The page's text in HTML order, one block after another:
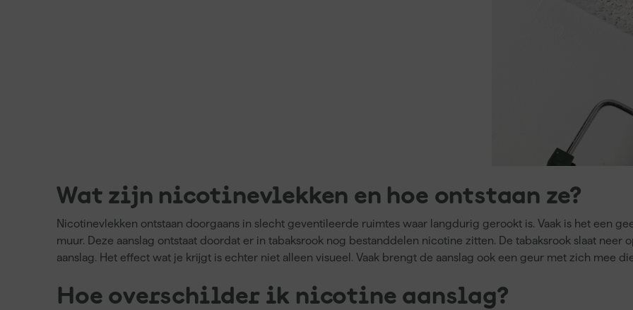
Wat zijn nicotinevlekken en hoe ontstaan ze?
Nicotinevlekken ontstaan doorgaans in slecht geventileerde ruimtes waar langdurig gerookt is. Vaak is het een
muur. Deze aanslag ontstaat doordat er in tabaksrook nog bestanddelen nicotine zitten. De tabaksrook slaat
aanslag. Het effect wat je krijgt is echter niet alleen visueel. Vaak brengt de aanslag ook een geur met zich mee
Hoe overschilder ik nicotine aanslag?